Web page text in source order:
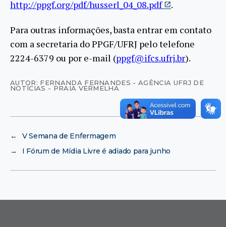
http://ppgf.org/pdf/husserl_04_08.pdf
.
Para outras informações, basta entrar em contato
com a secretaria do PPGF/UFRJ pelo telefone
2224-6379 ou por e-mail (ppgf@ifcs.ufrj.br).
AUTOR: FERNANDA FERNANDES - AGÊNCIA UFRJ DE
NOTÍCIAS - PRAIA VERMELHA
←
V Semana de Enfermagem
→
I Fórum de Mídia Livre é adiado para junho